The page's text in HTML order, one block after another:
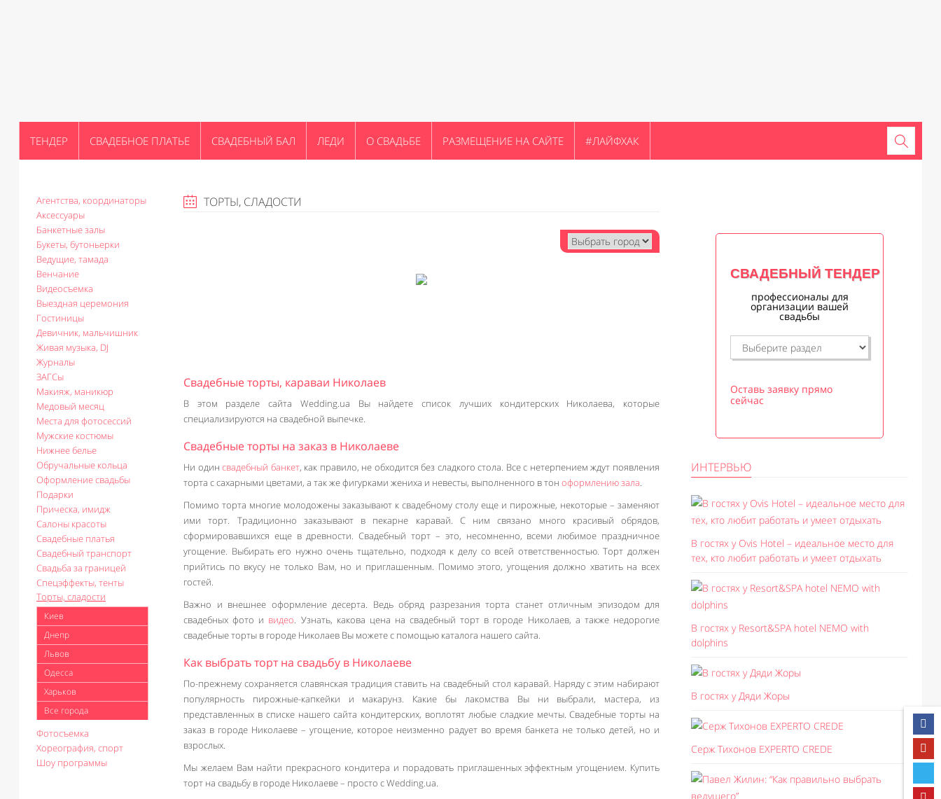
ТЕНДЕР СВАДЕБНОЕ ПЛАТЬЕ СВАДЕБНЫЙ БАЛ ЛЕДИ О СВАДЬБЕ РАЗМЕЩЕНИЕ НА САЙТЕ #ЛАЙФХАК
Агентства, координаторы
Аксессуары
Банкетные залы
Букеты, бутоньерки
Ведущие, тамада
Венчание
Видеосъемка
Выездная церемония
Гостиницы
Девичник, мальчишник
Живая музыка, DJ
Журналы
ЗАГСы
Макияж, маникюр
Медовый месяц
Места для фотосессий
Мужские костюмы
Нижнее белье
Обручальные кольца
Оформление свадьбы
Подарки
Прическа, имидж
Салоны красоты
Свадебные платья
Свадебный транспорт
Свадьба за границей
Спецэффекты, тенты
Торты, сладости
Киев
Днепр
Львов
Одесса
Харьков
Все города
Фотосъемка
Хореография, спорт
Шоу программы
ТОРТЫ, СЛАДОСТИ
Свадебные торты, караваи Николаев
В этом разделе сайта Wedding.ua Вы найдете список лучших кондитерских Николаева, которые
специализируются на свадебной выпечке.
Свадебные торты на заказ в Николаеве
Ни одинсвадебный банкет, как правило, не обходится без сладкого стола. Все с нетерпением ждут появления
торта с сахарными цветами, а так же фигурками жениха и невесты, выполненного в тон оформлению зала.
Помимо торта многие молодожены заказывают к свадебному столу еще и пирожные, некоторые – заменяют
ими торт. Традиционно заказывают в пекарне каравай. С ним связано много красивый обрядов,
сформировавшихся еще в древности. Свадебный торт – это, несомненно, всеми любимое праздничное
угощение. Выбирать его нужно очень тщательно, подходя к делу со всей ответственностью. Торт должен
прийтись по вкусу не только Вам, но и приглашенным. Помимо этого, угощения должно хватить на всех
гостей.
Важно и внешнее оформление десерта. Ведь обряд разрезания торта станет отличным эпизодом для
свадебных фото и видео. Узнать, какова цена на свадебный торт в городе Николаев, а также недорогие
свадебные торты в городе Николаев Вы можете с помощью каталога нашего сайта.
Как выбрать торт на свадьбу в Николаеве
По-прежнему сохраняется славянская традиция ставить на свадебный стол каравай. Наряду с этим набирают
популярность пирожные-капкейки и макарунз. Какие бы лакомства Вы ни выбрали, мастера, из
представленных в списке нашего сайта кондитерских, воплотят любые сладкие мечты. Свадебные торты на
заказ в городе Николаеве – угощение, которое неизменно радует во время банкета не только детей, но и
взрослых.
Мы желаем Вам найти прекрасного кондитера и порадовать приглашенных эффектным угощением. Купить
торт на свадьбу в городе Николаеве – просто с Wedding.ua.
СВАДЕБНЫЙ ТЕНДЕР
профессионалы для
организации вашей
свадьбы
Оставь заявку прямо
сейчас
ИНТЕРВЬЮ
В гостях у Ovis Hotel – идеальное место для
тех, кто любит работать и умеет отдыхать
В гостях у Resort&SPA hotel NEMO with
dolphins
В гостях у Дяди Жоры
Серж Тихонов EXPERTO CREDE